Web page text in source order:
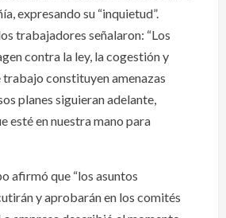
expresando su “inquietud”.
trabajadores señalaron: “Los
contra la ley, la cogestión y
constituyen amenazas
planes siguieran adelante,
esté en nuestra mano para
afirmó que “los asuntos
y aprobarán en los comités